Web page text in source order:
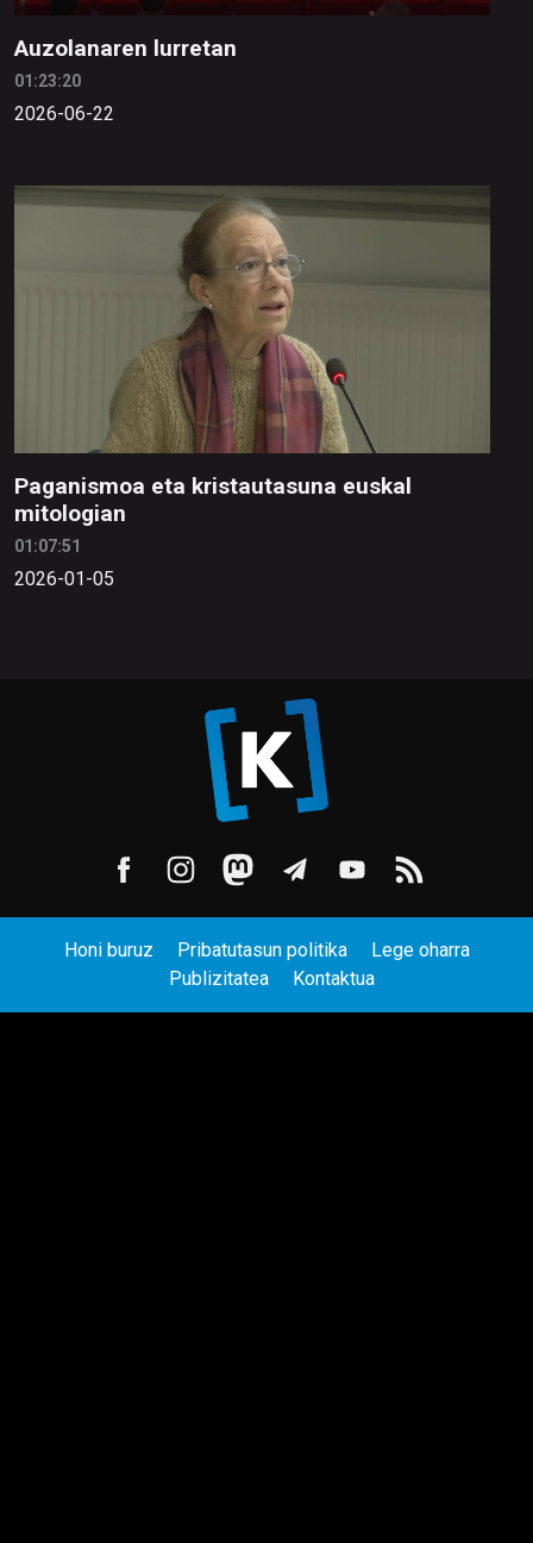
Auzolanaren lurretan
01:23:20
2026-06-22
Paganismoa eta kristautasuna euskal
mitologian
01:07:51
2026-01-05
Honi buruz Pribatutasun politika
Lege oharra
Publizitatea
Kontaktua